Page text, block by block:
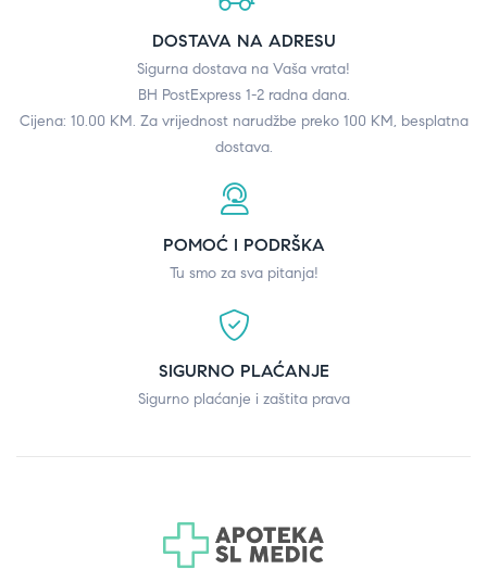
DOSTAVA NA ADRESU
Sigurna dostava na Vaša vrata!
BH PostExpress 1-2 radna dana.
Cijena: 10.00 KM. Za vrijednost narudžbe preko 100 KM, besplatna
dostava.
POMOĆ I PODRŠKA
Tu smo za sva pitanja!
SIGURNO PLAĆANJE
Sigurno plaćanje i zaštita prava